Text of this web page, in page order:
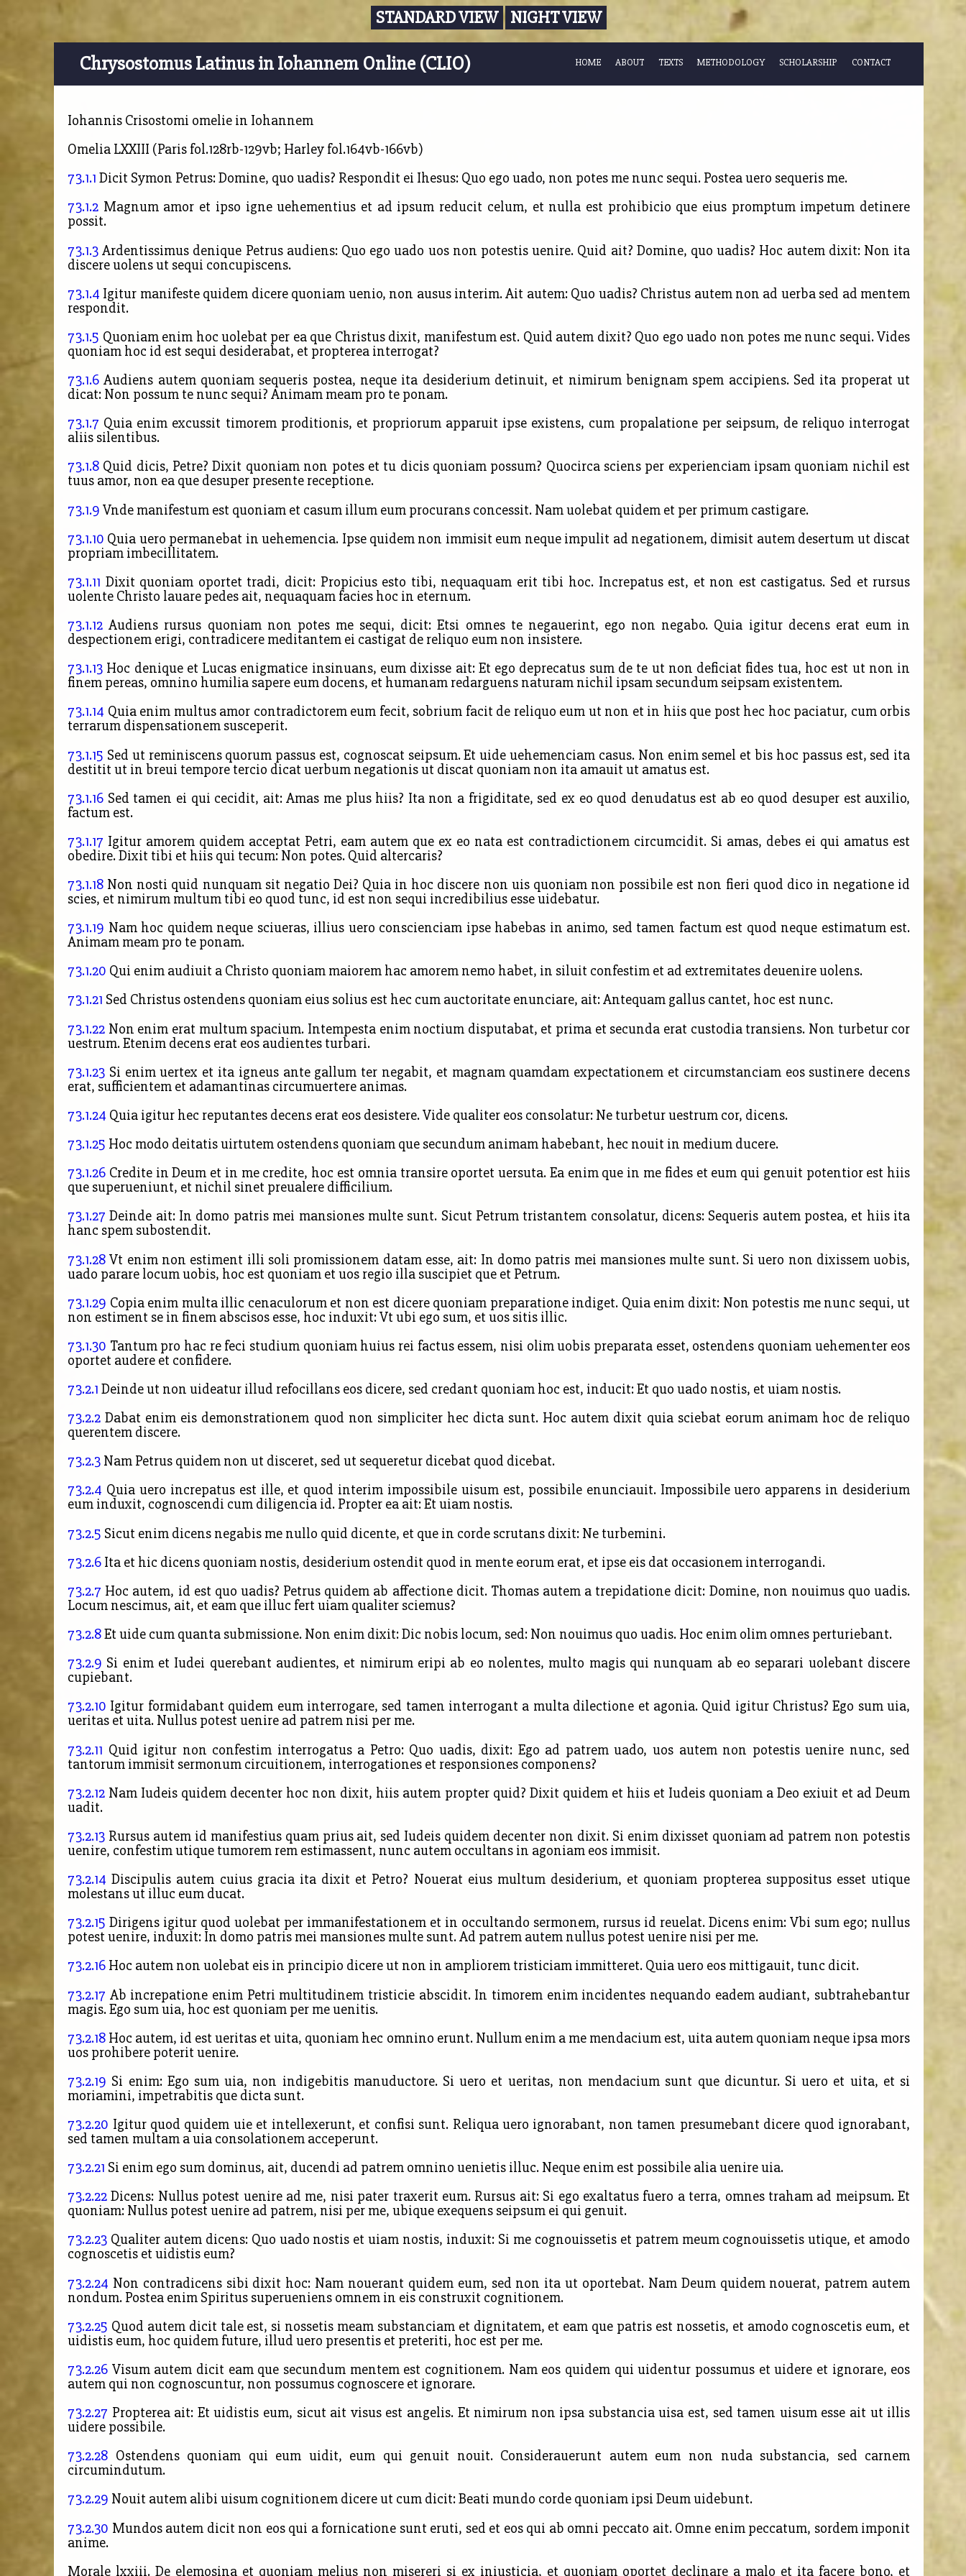
STANDARD VIEW NIGHT VIEW
Chrysostomus Latinus in Iohannem Online (CLIO) HOME ABOUT TEXTS METHODOLOGY SCHOLARSHIP CONTACT
Iohannis Crisostomi omelie in Iohannem
Omelia LXXIII (Paris fol.128rb-129vb; Harley fol.164vb-166vb)
73.1.1 Dicit Symon Petrus: Domine, quo uadis? Respondit ei Ihesus: Quo ego uado, non potes me nunc sequi. Postea uero sequeris me.
73.1.2 Magnum amor et ipso igne uehementius et ad ipsum reducit celum, et nulla est prohibicio que eius promptum impetum detinere
possit.
73.1.3 Ardentissimus denique Petrus audiens: Quo ego uado uos non potestis uenire. Quid ait? Domine, quo uadis? Hoc autem dixit: Non ita
discere uolens ut sequi concupiscens.
73.1.4 Igitur manifeste quidem dicere quoniam uenio, non ausus interim. Ait autem: Quo uadis? Christus autem non ad uerba sed ad mentem
respondit.
73.1.5 Quoniam enim hoc uolebat per ea que Christus dixit, manifestum est. Quid autem dixit? Quo ego uado non potes me nunc sequi. Vides
quoniam hoc id est sequi desiderabat, et propterea interrogat?
73.1.6 Audiens autem quoniam sequeris postea, neque ita desiderium detinuit, et nimirum benignam spem accipiens. Sed ita properat ut
dicat: Non possum te nunc sequi? Animam meam pro te ponam.
73.1.7 Quia enim excussit timorem proditionis, et propriorum apparuit ipse existens, cum propalatione per seipsum, de reliquo interrogat
aliis silentibus.
73.1.8 Quid dicis, Petre? Dixit quoniam non potes et tu dicis quoniam possum? Quocirca sciens per experienciam ipsam quoniam nichil est
tuus amor, non ea que desuper presente receptione.
73.1.9 Vnde manifestum est quoniam et casum illum eum procurans concessit. Nam uolebat quidem et per primum castigare.
73.1.10 Quia uero permanebat in uehemencia. Ipse quidem non immisit eum neque impulit ad negationem, dimisit autem desertum ut discat
propriam imbecillitatem.
73.1.11 Dixit quoniam oportet tradi, dicit: Propicius esto tibi, nequaquam erit tibi hoc. Increpatus est, et non est castigatus. Sed et rursus
uolente Christo lauare pedes ait, nequaquam facies hoc in eternum.
73.1.12 Audiens rursus quoniam non potes me sequi, dicit: Etsi omnes te negauerint, ego non negabo. Quia igitur decens erat eum in
despectionem erigi, contradicere meditantem ei castigat de reliquo eum non insistere.
73.1.13 Hoc denique et Lucas enigmatice insinuans, eum dixisse ait: Et ego deprecatus sum de te ut non deficiat fides tua, hoc est ut non in
finem pereas, omnino humilia sapere eum docens, et humanam redarguens naturam nichil ipsam secundum seipsam existentem.
73.1.14 Quia enim multus amor contradictorem eum fecit, sobrium facit de reliquo eum ut non et in hiis que post hec hoc paciatur, cum orbis
terrarum dispensationem susceperit.
73.1.15 Sed ut reminiscens quorum passus est, cognoscat seipsum. Et uide uehemenciam casus. Non enim semel et bis hoc passus est, sed ita
destitit ut in breui tempore tercio dicat uerbum negationis ut discat quoniam non ita amauit ut amatus est.
73.1.16 Sed tamen ei qui cecidit, ait: Amas me plus hiis? Ita non a frigiditate, sed ex eo quod denudatus est ab eo quod desuper est auxilio,
factum est.
73.1.17 Igitur amorem quidem acceptat Petri, eam autem que ex eo nata est contradictionem circumcidit. Si amas, debes ei qui amatus est
obedire. Dixit tibi et hiis qui tecum: Non potes. Quid altercaris?
73.1.18 Non nosti quid nunquam sit negatio Dei? Quia in hoc discere non uis quoniam non possibile est non fieri quod dico in negatione id
scies, et nimirum multum tibi eo quod tunc, id est non sequi incredibilius esse uidebatur.
73.1.19 Nam hoc quidem neque sciueras, illius uero conscienciam ipse habebas in animo, sed tamen factum est quod neque estimatum est.
Animam meam pro te ponam.
73.1.20 Qui enim audiuit a Christo quoniam maiorem hac amorem nemo habet, in siluit confestim et ad extremitates deuenire uolens.
73.1.21 Sed Christus ostendens quoniam eius solius est hec cum auctoritate enunciare, ait: Antequam gallus cantet, hoc est nunc.
73.1.22 Non enim erat multum spacium. Intempesta enim noctium disputabat, et prima et secunda erat custodia transiens. Non turbetur cor
uestrum. Etenim decens erat eos audientes turbari.
73.1.23 Si enim uertex et ita igneus ante gallum ter negabit, et magnam quamdam expectationem et circumstanciam eos sustinere decens
erat, sufficientem et adamantinas circumuertere animas.
73.1.24 Quia igitur hec reputantes decens erat eos desistere. Vide qualiter eos consolatur: Ne turbetur uestrum cor, dicens.
73.1.25 Hoc modo deitatis uirtutem ostendens quoniam que secundum animam habebant, hec nouit in medium ducere.
73.1.26 Credite in Deum et in me credite, hoc est omnia transire oportet uersuta. Ea enim que in me fides et eum qui genuit potentior est hiis
que superueniunt, et nichil sinet preualere difficilium.
73.1.27 Deinde ait: In domo patris mei mansiones multe sunt. Sicut Petrum tristantem consolatur, dicens: Sequeris autem postea, et hiis ita
hanc spem subostendit.
73.1.28 Vt enim non estiment illi soli promissionem datam esse, ait: In domo patris mei mansiones multe sunt. Si uero non dixissem uobis,
uado parare locum uobis, hoc est quoniam et uos regio illa suscipiet que et Petrum.
73.1.29 Copia enim multa illic cenaculorum et non est dicere quoniam preparatione indiget. Quia enim dixit: Non potestis me nunc sequi, ut
non estiment se in finem abscisos esse, hoc induxit: Vt ubi ego sum, et uos sitis illic.
73.1.30 Tantum pro hac re feci studium quoniam huius rei factus essem, nisi olim uobis preparata esset, ostendens quoniam uehementer eos
oportet audere et confidere.
73.2.1 Deinde ut non uideatur illud refocillans eos dicere, sed credant quoniam hoc est, inducit: Et quo uado nostis, et uiam nostis.
73.2.2 Dabat enim eis demonstrationem quod non simpliciter hec dicta sunt. Hoc autem dixit quia sciebat eorum animam hoc de reliquo
querentem discere.
73.2.3 Nam Petrus quidem non ut disceret, sed ut sequeretur dicebat quod dicebat.
73.2.4 Quia uero increpatus est ille, et quod interim impossibile uisum est, possibile enunciauit. Impossibile uero apparens in desiderium
eum induxit, cognoscendi cum diligencia id. Propter ea ait: Et uiam nostis.
73.2.5 Sicut enim dicens negabis me nullo quid dicente, et que in corde scrutans dixit: Ne turbemini.
73.2.6 Ita et hic dicens quoniam nostis, desiderium ostendit quod in mente eorum erat, et ipse eis dat occasionem interrogandi.
73.2.7 Hoc autem, id est quo uadis? Petrus quidem ab affectione dicit. Thomas autem a trepidatione dicit: Domine, non nouimus quo uadis.
Locum nescimus, ait, et eam que illuc fert uiam qualiter sciemus?
73.2.8Et uide cum quanta submissione. Non enim dixit: Dic nobis locum, sed: Non nouimus quo uadis. Hoc enim olim omnes perturiebant.
73.2.9 Si enim et Iudei querebant audientes, et nimirum eripi ab eo nolentes, multo magis qui nunquam ab eo separari uolebant discere
cupiebant.
73.2.10 Igitur formidabant quidem eum interrogare, sed tamen interrogant a multa dilectione et agonia. Quid igitur Christus? Ego sum uia,
ueritas et uita. Nullus potest uenire ad patrem nisi per me.
73.2.11 Quid igitur non confestim interrogatus a Petro: Quo uadis, dixit: Ego ad patrem uado, uos autem non potestis uenire nunc, sed
tantorum immisit sermonum circuitionem, interrogationes et responsiones componens?
73.2.12 Nam Iudeis quidem decenter hoc non dixit, hiis autem propter quid? Dixit quidem et hiis et Iudeis quoniam a Deo exiuit et ad Deum
uadit.
73.2.13 Rursus autem id manifestius quam prius ait, sed Iudeis quidem decenter non dixit. Si enim dixisset quoniam ad patrem non potestis
uenire, confestim utique tumorem rem estimassent, nunc autem occultans in agoniam eos immisit.
73.2.14 Discipulis autem cuius gracia ita dixit et Petro? Nouerat eius multum desiderium, et quoniam propterea suppositus esset utique
molestans ut illuc eum ducat.
73.2.15 Dirigens igitur quod uolebat per immanifestationem et in occultando sermonem, rursus id reuelat. Dicens enim: Vbi sum ego; nullus
potest uenire, induxit: In domo patris mei mansiones multe sunt. Ad patrem autem nullus potest uenire nisi per me.
73.2.16 Hoc autem non uolebat eis in principio dicere ut non in ampliorem tristiciam immitteret. Quia uero eos mittigauit, tunc dicit.
73.2.17 Ab increpatione enim Petri multitudinem tristicie abscidit. In timorem enim incidentes nequando eadem audiant, subtrahebantur
magis. Ego sum uia, hoc est quoniam per me uenitis.
73.2.18 Hoc autem, id est ueritas et uita, quoniam hec omnino erunt. Nullum enim a me mendacium est, uita autem quoniam neque ipsa mors
uos prohibere poterit uenire.
73.2.19 Si enim: Ego sum uia, non indigebitis manuductore. Si uero et ueritas, non mendacium sunt que dicuntur. Si uero et uita, et si
moriamini, impetrabitis que dicta sunt.
73.2.20 Igitur quod quidem uie et intellexerunt, et confisi sunt. Reliqua uero ignorabant, non tamen presumebant dicere quod ignorabant,
sed tamen multam a uia consolationem acceperunt.
73.2.21 Si enim ego sum dominus, ait, ducendi ad patrem omnino uenietis illuc. Neque enim est possibile alia uenire uia.
73.2.22 Dicens: Nullus potest uenire ad me, nisi pater traxerit eum. Rursus ait: Si ego exaltatus fuero a terra, omnes traham ad meipsum. Et
quoniam: Nullus potest uenire ad patrem, nisi per me,ubique exequens seipsum ei qui genuit.
73.2.23 Qualiter autem dicens: Quo uado nostis et uiam nostis, induxit: Si me cognouissetis et patrem meum cognouissetis utique, et amodo
cognoscetis et uidistis eum?
73.2.24 Non contradicens sibi dixit hoc: Nam nouerant quidem eum, sed non ita ut oportebat. Nam Deum quidem nouerat, patrem autem
nondum. Postea enim Spiritus superueniens omnem in eis construxit cognitionem.
73.2.25 Quod autem dicit tale est, si nossetis meam substanciam et dignitatem, et eam que patris est nossetis, et amodo cognoscetis eum, et
uidistis eum, hoc quidem future, illud uero presentis et preteriti, hoc est per me.
73.2.26 Visum autem dicit eam que secundum mentem est cognitionem. Nam eos quidem qui uidentur possumus et uidere et ignorare, eos
autem qui non cognoscuntur, non possumus cognoscere et ignorare.
73.2.27 Propterea ait: Et uidistis eum, sicut ait visus est angelis. Et nimirum non ipsa substancia uisa est, sed tamen uisum esse ait ut illis
uidere possibile.
73.2.28 Ostendens quoniam qui eum uidit, eum qui genuit nouit. Considerauerunt autem eum non nuda substancia, sed carnem
circumindutum.
73.2.29 Nouit autem alibi uisum cognitionem dicere ut cum dicit: Beati mundo corde quoniam ipsi Deum uidebunt.
73.2.30 Mundos autem dicit non eos qui a fornicatione sunt eruti, sed et eos qui ab omni peccato ait. Omne enim peccatum, sordem imponit
anime.
Morale lxxiii. De elemosina et quoniam melius non misereri si ex iniusticia, et quoniam oportet declinare a malo et ita facere bono, et